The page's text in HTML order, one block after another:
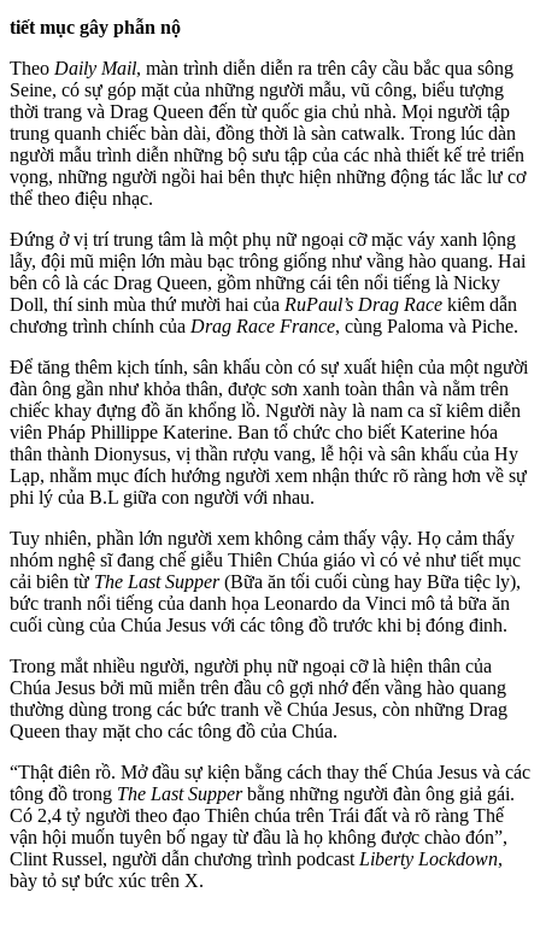
tiết mục gây phẫn nộ
Theo Daily Mail, màn trình diễn diễn ra trên cây cầu bắc qua sông
Seine, có sự góp mặt của những người mẫu, vũ công, biểu tượng
thời trang và Drag Queen đến từ quốc gia chủ nhà. Mọi người tập
trung quanh chiếc bàn dài, đồng thời là sàn catwalk. Trong lúc dàn
người mẫu trình diễn những bộ sưu tập của các nhà thiết kế trẻ triển
vọng, những người ngồi hai bên thực hiện những động tác lắc lư c‌ơ
th‌ể theo điệu nhạc.
Đứng ở vị trí trung tâm là một phụ nữ ngoại cỡ mặc váy xanh lộng
lẫy, đội mũ miện lớn màu bạc trông giống như vầng hào quang. Hai
bên cô là các Drag Queen, gồm những cái tên nổi tiếng là Nicky
Doll, thí sinh mùa thứ mười hai của RuPaul’s Drag Race kiêm dẫn
chương trình chính của Drag Race France, cùng Paloma và Piche.
Để tăng thêm kịch tính, sân khấu còn có sự xuất hiện của một người
đàn ông gần như khỏ‌ּa thâ‌ּn, được sơn xanh toàn thân và nằm trên
chiếc khay đựng đồ ăn khổng lồ. Người này là nam ca sĩ kiêm diễn
viên Pháp Phillippe Katerine. Ban tổ chức cho biết Katerine hóa
thân thành Dionysus, vị thần rượu vang, lễ hội và sân khấu của Hy
Lạp, nhằm mục đích hướng người xem nhận thức rõ ràng hơn về sự
phi lý của B.L giữa con người với nhau.
Tuy nhiên, phần lớn người xem không cảm thấy vậy. Họ cảm thấy
nhóm nghệ sĩ đang chế giễu Thiên Chúa giáo vì có vẻ như tiết mục
cải biên từ The Last Supper(Bữa ăn tối cuối cùng hay Bữa tiệc ly),
bức tranh nổi tiếng của danh họa Leonardo da Vinci mô tả bữa ăn
cuối cùng của Chúa Jesus với các tông đồ trước khi bị đóng đinh.
Trong mắt nhiều người, người phụ nữ ngoại cỡ là hiện thân của
Chúa Jesus bởi mũ miễn trên đầu cô gợi nhớ đến vầng hào quang
thường dùng trong các bức tranh về Chúa Jesus, còn những Drag
Queen thay mặt cho các tông đồ của Chúa.
“Thật điên rồ. Mở đầu sự kiện bằng cách thay thế Chúa Jesus và các
tông đồ trong The Last Supperbằng những người đàn ông giả gái.
Có 2,4 tỷ người theo đạo Thiên chúa trên Trái đất và rõ ràng Thế
vận hội muốn tuyên bố ngay từ đầu là họ không được chào đón”,
Clint Russel, người dẫn chương trình podcast Liberty Lockdown,
bày tỏ sự bức xúc trên X.